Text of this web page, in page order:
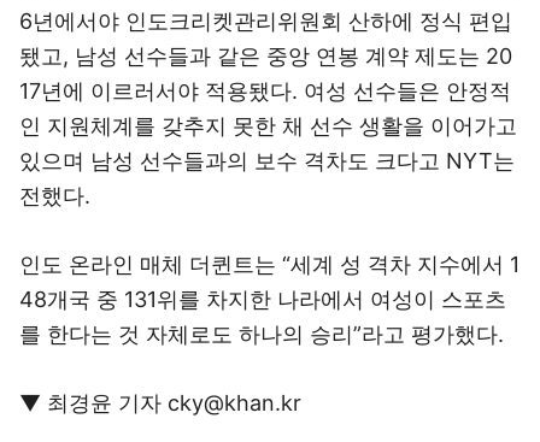
6년에서야 인도크리켓관리위원회 산하에 정식 편입
됐고, 남성 선수들과 같은 중앙 연봉 계약 제도는 20
17년에 이르러서야 적용됐다. 여성 선수들은 안정적
인 지원체계를 갖추지 못한 채 선수 생활을 이어가고
있으며 남성 선수들과의 보수 격차도 크다고 NYT는
전했다.
인도 온라인 매체 더퀸트는 “세계 성 격차 지수에서 1
48개국 중 131위를 차지한 나라에서 여성이 스포츠
를 한다는 것 자체로도 하나의 승리”라고 평가했다.
▼ 최경윤 기자 cky@khan.kr